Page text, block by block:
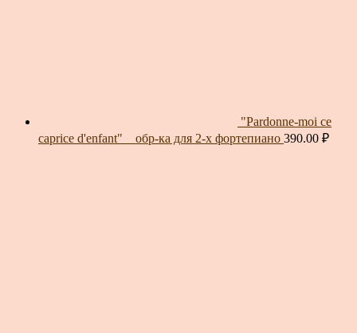
"Pardonne-moi ce
caprice d'enfant" _ обр-ка для 2-х фортепиано 390.00 ₽